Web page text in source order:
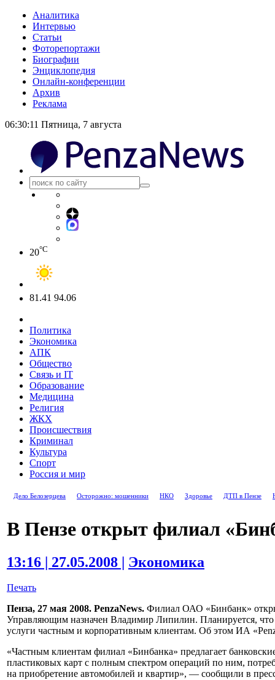
Аналитика
Интервью
Статьи
Фоторепортажи
Биографии
Энциклопедия
Онлайн-конференции
Архив
Реклама
06:30:11 Пятница, 7 августа
20°C
81.41 94.06
Политика
Экономика
АПК
Общество
Связь и IT
Образование
Медицина
Религия
ЖКХ
Происшествия
Криминал
Культура
Спорт
Россия и мир
Дело Белозерцева Осторожно: мошенники НКО Здоровье ДТП в Пензе
В Пензе открыт филиал
13:16 | 27.05.2008 | Экономика
Печать
Пенза, 27 мая 2008. PenzaNews. Филиал ОАО «Бинбанк»
Управляющим назначен Владимир Липилин. Планируется, что
услуги частным и корпоративным клиентам. Об этом ИА
«Частным клиентам филиал «Бинбанка» предлагает
пластиковых карт с полным спектром операций по ним,
на приобретение автомобилей и квартир», — сообщили в